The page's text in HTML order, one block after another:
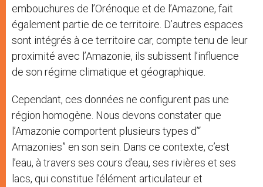
embouchures de l’Orénoque et de l’Amazone, fait
également partie de ce territoire. D’autres espaces
sont intégrés à ce territoire car, compte tenu de leur
proximité avec l’Amazonie, ils subissent l’influence
de son régime climatique et géographique.
Cependant, ces données ne configurent pas une
région homogène. Nous devons constater que
l’Amazonie comportent plusieurs types d’“
Amazonies” en son sein. Dans ce contexte, c’est
l’eau, à travers ses cours d’eau, ses rivières et ses
lacs, qui constitue l’élément articulateur et